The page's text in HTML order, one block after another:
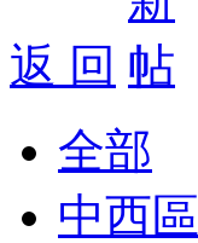
返 回
全部
中西區